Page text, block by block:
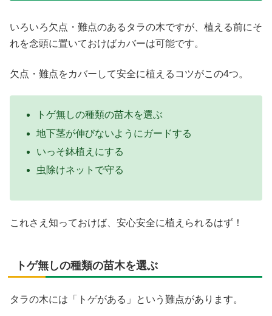
いろいろ欠点・難点のあるタラの木ですが、植える前にそ
れを念頭に置いておけばカバーは可能です。
欠点・難点をカバーして安全に植えるコツがこの4つ。
トゲ無しの種類の苗木を選ぶ
地下茎が伸びないようにガードする
いっそ鉢植えにする
虫除けネットで守る
これさえ知っておけば、安心安全に植えられるはず！
トゲ無しの種類の苗木を選ぶ
タラの木には「トゲがある」という難点があります。